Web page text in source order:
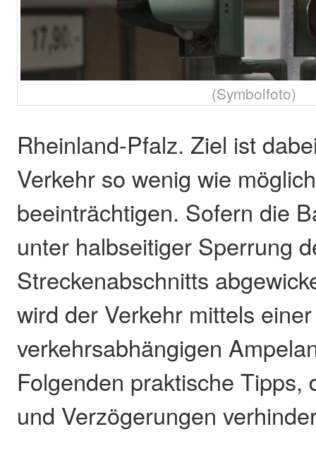
(Symbolfoto)
Rheinland-Pfalz. Ziel ist
Verkehr so wenig wie
beeinträchtigen. Sofern die
unter halbseitiger Sperrung
Streckenabschnitts
wird der Verkehr mittels einer
verkehrsabhängigen
Folgenden praktische Tipps,
und Verzögerungen